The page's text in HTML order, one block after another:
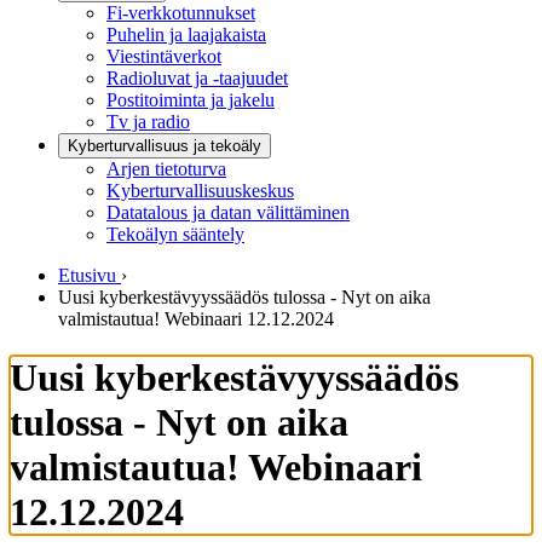
Fi-verkkotunnukset
Puhelin ja laajakaista
Viestintäverkot
Radioluvat ja -taajuudet
Postitoiminta ja jakelu
Tv ja radio
Kyberturvallisuus ja tekoäly
Arjen tietoturva
Kyberturvallisuuskeskus
Datatalous ja datan välittäminen
Tekoälyn sääntely
Etusivu ›
Uusi kyberkestävyyssäädös tulossa - Nyt on aika
valmistautua! Webinaari 12.12.2024
Uusi kyberkestävyyssäädös
tulossa - Nyt on aika
valmistautua! Webinaari
12.12.2024